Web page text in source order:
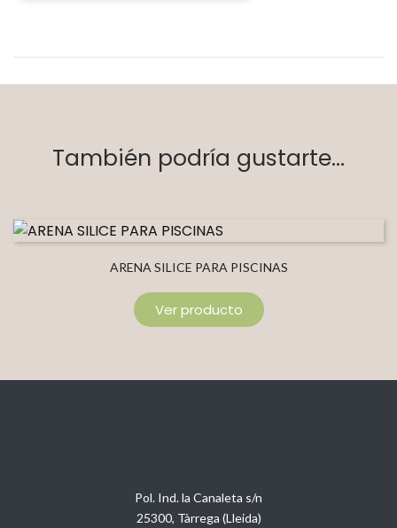
También podría gustarte...
ARENA SILICE PARA PISCINAS
Ver producto
Pol. Ind. la Canaleta s/n
25300, Tàrrega (Lleida)